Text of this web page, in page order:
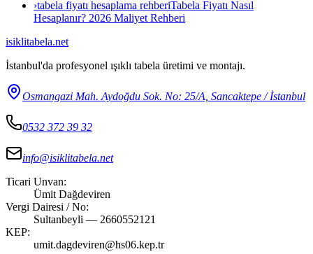
›tabela fiyatı hesaplama rehberiTabela Fiyatı Nasıl
Hesaplanır? 2026 Maliyet Rehberi
isiklitabela.net
İstanbul'da profesyonel ışıklı tabela üretimi ve montajı.
Osmangazi Mah. Aydoğdu Sok. No: 25/A, Sancaktepe / İstanbul
0532 372 39 32
info@isiklitabela.net
Ticari Unvan:
Ümit Dağdeviren
Vergi Dairesi / No:
Sultanbeyli — 2660552121
KEP:
umit.dagdeviren@hs06.kep.tr